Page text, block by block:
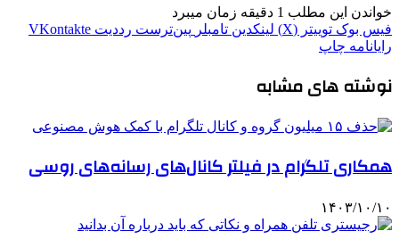
خواندن این مطلب 1 دقیقه زمان میبرد
فیس بوک توییتر (X) لینکدین ‫تامبلر ‫پین‌ترست ‫رددیت ‫VKontakte
رایانامه چاپ
نوشته های مشابه
همکاری تلگرام در فیلتر کانال‌های رسانه‌های روسی
۱۴۰۳/۱۰/۱۰